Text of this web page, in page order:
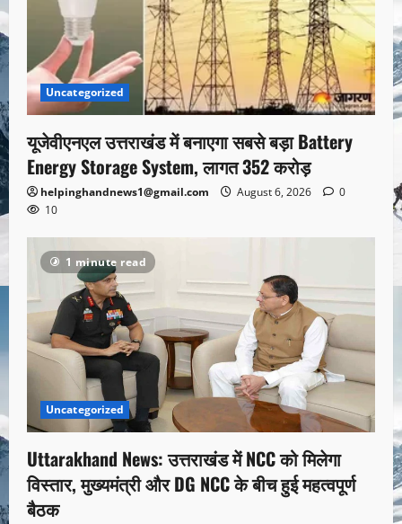
Uncategorized
यूजेवीएनएल उत्तराखंड में बनाएगा सबसे बड़ा Battery
Energy Storage System, लागत 352 करोड़
helpinghandnews1@gmail.com August 6, 2026
0
10
1 minute read
Uncategorized
Uttarakhand News: उत्तराखंड में NCC को मिलेगा
विस्तार, मुख्यमंत्री और DG NCC के बीच हुई महत्वपूर्ण
बैठक